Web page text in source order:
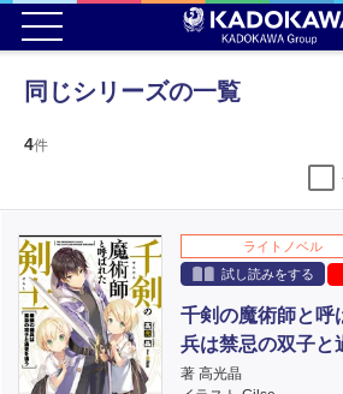
同じシリーズの一覧
4件
ライトノベル
試し読みをする
千剣の魔術師と呼
兵は禁忌の双子と
著 高光晶